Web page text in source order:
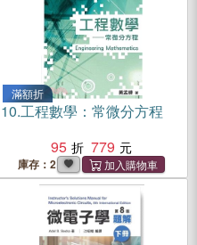
滿額折
10.工程數學：常微分方程
95
779
庫存：2